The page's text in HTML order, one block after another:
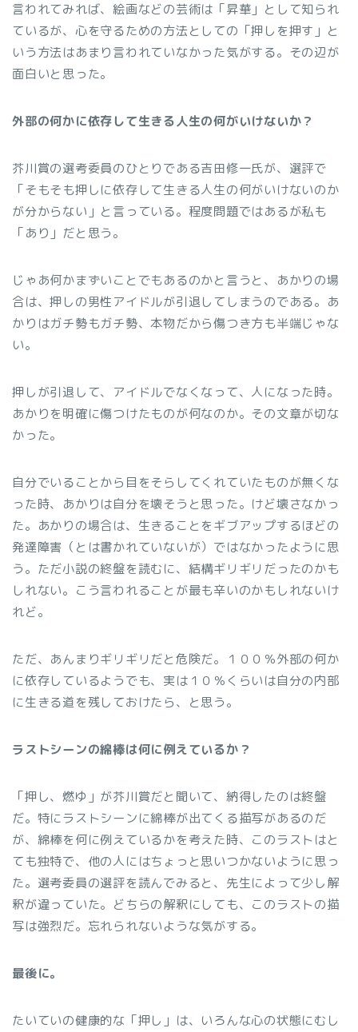
言われてみれば、絵画などの芸術は「昇華」として知られ
ているが、心を守るための方法としての「押しを押す」と
いう方法はあまり言われていなかった気がする。その辺が
面白いと思った。
外部の何かに依存して生きる人生の何がいけないか？
芥川賞の選考委員のひとりである吉田修一氏が、選評で
「そもそも押しに依存して生きる人生の何がいけないのか
が分からない」と言っている。程度問題ではあるが私も
「あり」だと思う。
じゃあ何かまずいことでもあるのかと言うと、あかりの場
合は、押しの男性アイドルが引退してしまうのである。あ
かりはガチ勢もガチ勢、本物だから傷つき方も半端じゃな
い。
押しが引退して、アイドルでなくなって、人になった時。
あかりを明確に傷つけたものが何なのか。その文章が切な
かった。
自分でいることから目をそらしてくれていたものが無くな
った時、あかりは自分を壊そうと思った。けど壊さなかっ
た。あかりの場合は、生きることをギブアップするほどの
発達障害（とは書かれていないが）ではなかったように思
う。ただ小説の終盤を読むに、結構ギリギリだったのかも
しれない。こう言われることが最も辛いのかもしれないけ
れど。
ただ、あんまりギリギリだと危険だ。１００％外部の何か
に依存しているようでも、実は１０％くらいは自分の内部
に生きる道を残しておけたら、と思う。
ラストシーンの綿棒は何に例えているか？
「押し、燃ゆ」が芥川賞だと聞いて、納得したのは終盤
だ。特にラストシーンに綿棒が出てくる描写があるのだ
が、綿棒を何に例えているかを考えた時、このラストはと
ても独特で、他の人にはちょっと思いつかないように思っ
た。選考委員の選評を読んでみると、先生によって少し解
釈が違っていた。どちらの解釈にしても、このラストの描
写は強烈だ。忘れられないような気がする。
最後に。
たいていの健康的な「押し」は、いろんな心の状態にむし